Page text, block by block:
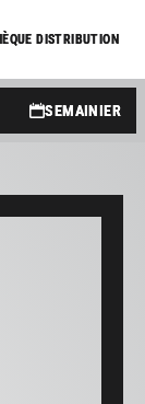
DISTRIBUTION
SEMAINIER